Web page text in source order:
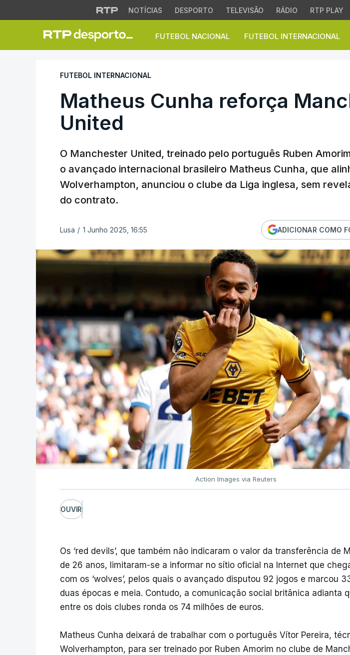
NOTÍCIAS DESPORTO TELEVISÃO RÁDIO RTP PLAY
FUTEBOL NACIONAL FUTEBOL INTERNACIONAL
Matheus Cunha reforça
FUTEBOL INTERNACIONAL
Matheus Cunha reforça
United
O Manchester United, treinado pelo português Ruben
o avançado internacional brasileiro Matheus Cunha, que
Wolverhampton, anunciou o clube da Liga inglesa, sem
do contrato.
Lusa / 1 Junho 2025, 16:55 ADICIONAR COMO
Action Images via Reuters
OUVIR
Os ‘red devils’, que também não indicaram o valor da transferência de
de 26 anos, limitaram-se a informar no sítio oficial na Internet que
com os ‘wolves’, pelos quais o avançado disputou 92 jogos e marcou
duas épocas e meia. Contudo, a comunicação social britânica adianta
entre os dois clubes ronda os 74 milhões de euros.
Matheus Cunha deixará de trabalhar com o português Vítor Pereira,
Wolverhampton, para ser treinado por Ruben Amorim no clube de